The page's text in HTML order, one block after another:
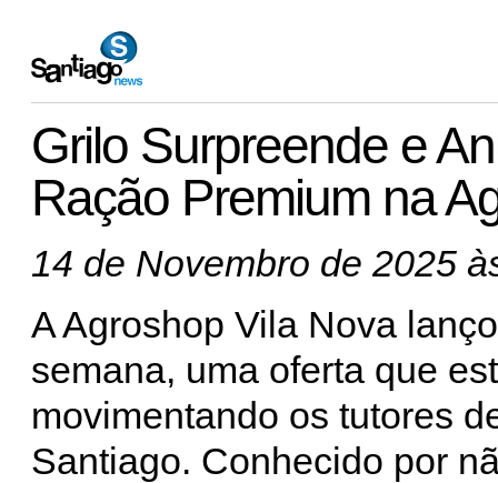
Grilo Surpreende e
Ração Premium na
14 de Novembro de 2025
A Agroshop Vila Nova
semana, uma oferta que
movimentando os tutores
Santiago. Conhecido por